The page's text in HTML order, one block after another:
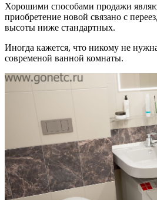
Хорошими способами продажи
приобретение новой связано с
высоты ниже стандартных.
Иногда кажется, что никому не
современой ванной комнаты.